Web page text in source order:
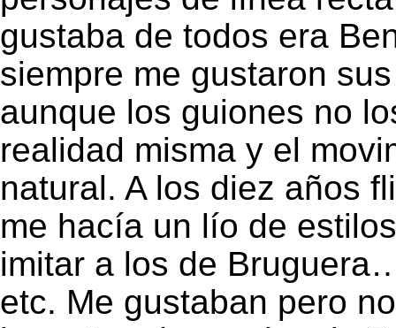
gustaba de todos era
siempre me gustaron
aunque los guiones no
realidad misma y el
natural. A los diez años
me hacía un lío de
imitar a los de
etc. Me gustaban pero